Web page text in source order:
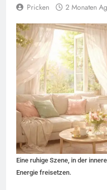
Pricken 2 Monaten
Eine ruhige Szene, in der
Energie freisetzen.